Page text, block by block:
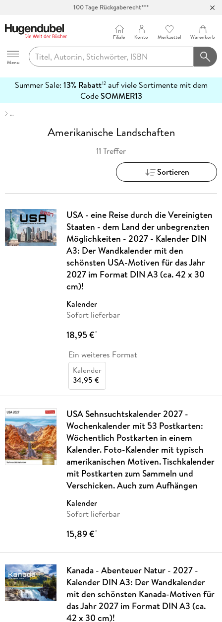
100 Tage Rückgaberecht***
Hugendubel
Menu
Filiale Konto Merkzettel Warenkorb
Summer Sale: 13% Rabatt12auf viele Sortimente mit dem
CodeSOMMER13
erfahren
…
Amerikanische Landschaften
11 Treffer
Sortieren
USA - eine Reise durch die Vereinigten
Staaten - dem Land der unbegrenzten
Möglichkeiten - 2027 - Kalender DIN
A3: Der Wandkalender mit den
schönsten USA-Motiven für das Jahr
2027 im Format DIN A3 (ca. 42 x 30
cm)!
Kalender
Sofort lieferbar
18,95 €*
Ein weiteres Format
Kalender
34,95 €
USA Sehnsuchtskalender 2027 -
Wochenkalender mit 53 Postkarten:
Wöchentlich Postkarten in einem
Kalender. Foto-Kalender mit typisch
amerikanischen Motiven. Tischkalender
mit Postkarten zum Sammeln und
Verschicken. Auch zum Aufhängen
Kalender
Sofort lieferbar
15,89 €*
Kanada - Abenteuer Natur - 2027 -
Kalender DIN A3: Der Wandkalender
mit den schönsten Kanada-Motiven für
das Jahr 2027 im Format DIN A3 (ca.
42 x 30 cm)!